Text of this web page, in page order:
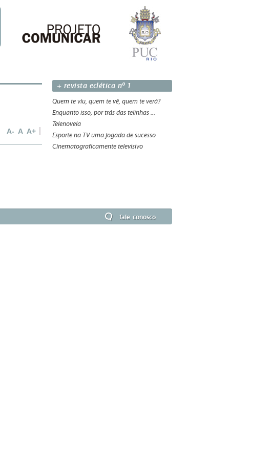
A- A A+
+ revista eclética nº 1
Quem te viu, quem te vê, quem te verá?
Enquanto isso, por trás das telinhas ...
Telenovela
Esporte na TV uma jogada de sucesso
Cinematograficamente televisivo
fale conosco